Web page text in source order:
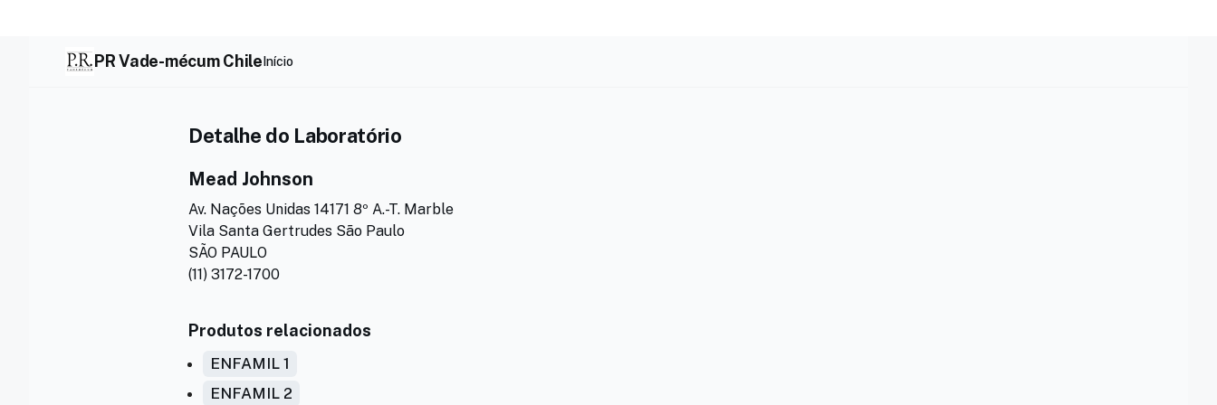
PR Vade-mécum ChileInício
Detalhe do Laboratório
Mead Johnson
Av. Nações Unidas 14171 8º A.-T. Marble
Vila Santa Gertrudes São Paulo
SÃO PAULO
(11) 3172-1700
Produtos relacionados
ENFAMIL 1
ENFAMIL 2